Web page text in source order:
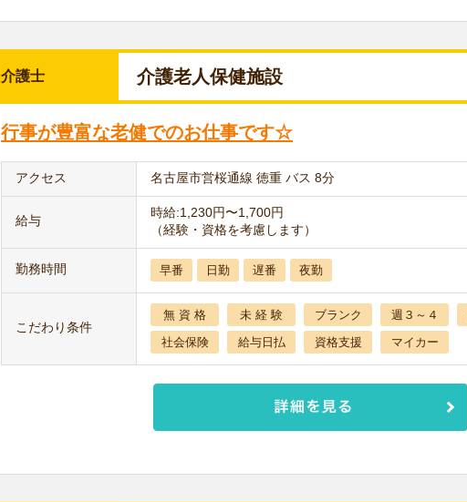
介護士 介護老人保健施設
行事が豊富な老健でのお仕事です☆
アクセス 名古屋市営桜通線 徳重 バス 8分
給与
時給:1,230円〜1,700円
（経験・資格を考慮します）
勤務時間 早番 日勤 遅番 夜勤
こだわり条件
無 資 格 未 経 験 ブランク 週３～４
社会保険
給与日払 資格支援 マイカー